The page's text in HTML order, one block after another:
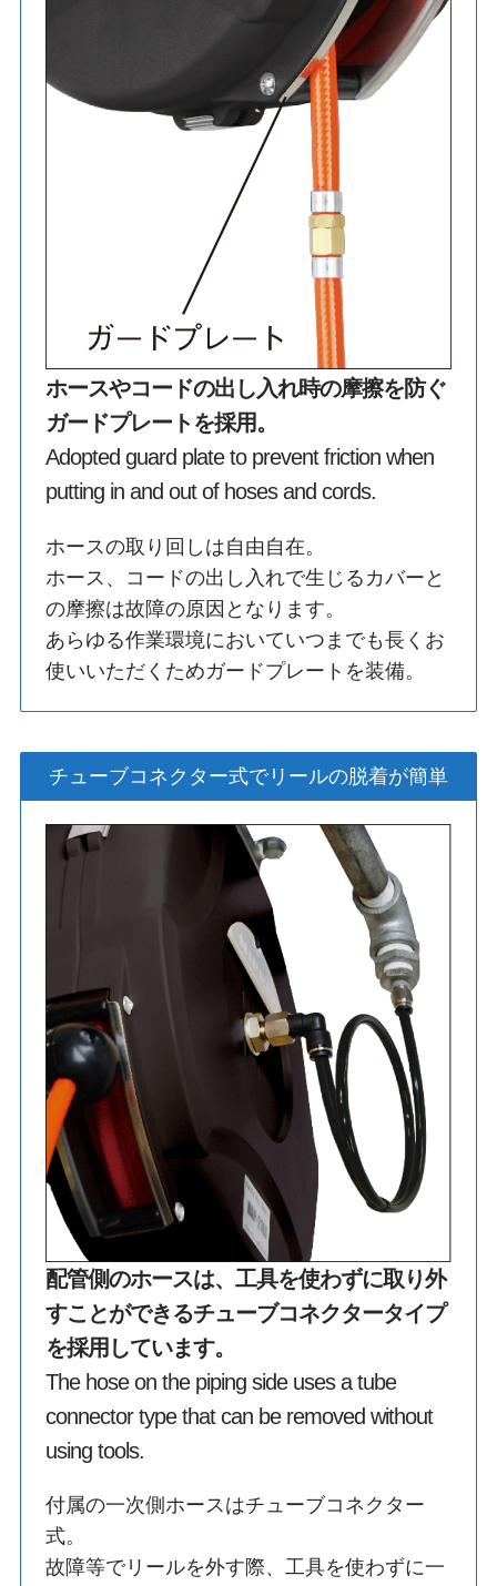
ホースやコードの出し入れ時の摩擦を防ぐ
ガードプレートを採用。
Adopted guard plate to prevent friction when
putting in and out of hoses and cords.
ホースの取り回しは自由自在。
ホース、コードの出し入れで生じるカバーと
の摩擦は故障の原因となります。
あらゆる作業環境においていつまでも長くお
使いいただくためガードプレートを装備。
チューブコネクター式でリールの脱着が簡単
配管側のホースは、工具を使わずに取り外
すことができるチューブコネクタータイプ
を採用しています。
The hose on the piping side uses a tube
connector type that can be removed without
using tools.
付属の一次側ホースはチューブコネクター
式。
故障等でリールを外す際、工具を使わずに一